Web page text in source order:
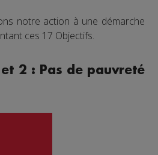
notre action à une démarche
ces 17 Objectifs.
2 : Pas de pauvreté